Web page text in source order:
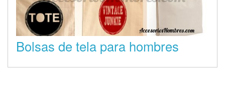
Bolsas de tela para hombres